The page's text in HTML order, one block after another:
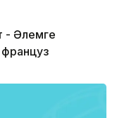
- Әлемге